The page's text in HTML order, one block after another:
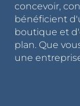
concevoir,
bénéficient
boutique et
plan. Que
une